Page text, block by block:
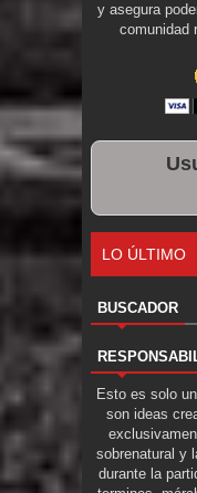
y asegura
comunidad
LO ÚLTIMO
BUSCADOR
Esto es solo
son ideas
sobrenatural y
durante la